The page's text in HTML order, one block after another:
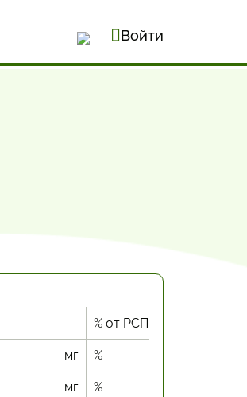
Войти
% от РСП
мг %
мг %